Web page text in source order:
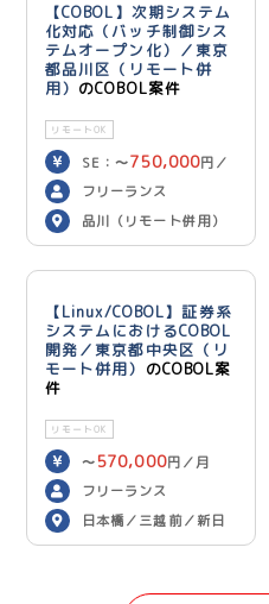
【COBOL】次期システム
化対応（バッチ制御シス
テムオープン化）／東京
都品川区（リモート併
用） のCOBOL案件
リモートOK
SE：〜750,000円／
月 PG：〜700,000
／月
フリーランス
品川（リモート併用）
【Linux/COBOL】証券系
システムにおけるCOBOL
開発／東京都中央区（リ
モート併用） のCOBOL案
件
リモートOK
〜 570,000円／月
フリーランス
日本橋／三越前／新日
本橋（リモート併用）